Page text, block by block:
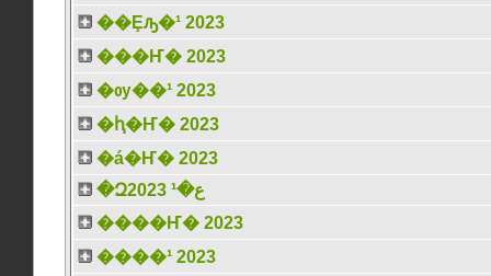
��Ȩԡ�¹ 2023
���Ҥ� 2023
�ѹ��¹ 2023
�ԧ�Ҥ� 2023
�á�Ҥ� 2023
�Զع�¹ 2023
����Ҥ� 2023
����¹ 2023